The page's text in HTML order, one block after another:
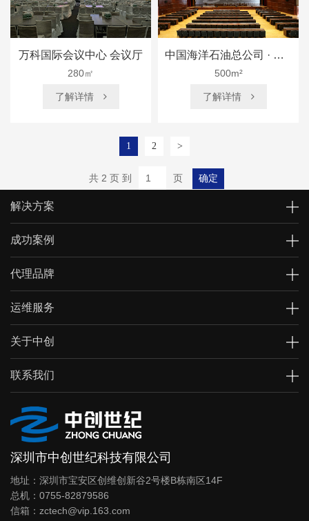
万科国际会议中心 会议厅
280㎡
了解详情 
中国海洋石油总公司 · 惠州炼化 礼堂
500m²
了解详情 
1 2 >
共 2 页 到 页 确定
解决方案
成功案例
代理品牌
运维服务
关于中创
联系我们
深圳市中创世纪科技有限公司
地址：深圳市宝安区创维创新谷2号楼B栋南区14F
总机：0755-82879586
信箱：zctech@vip.163.com